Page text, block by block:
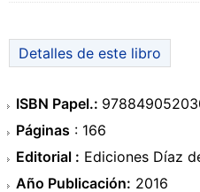
Detalles de este libro
ISBN Papel.:
Páginas : 166
Editorial : Ediciones Díaz
Año Publicación: 2016